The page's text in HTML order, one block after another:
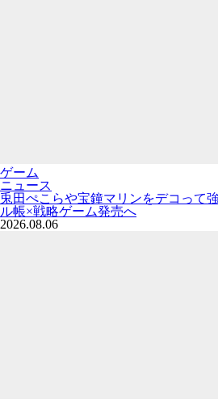
ゲーム
ニュース
兎田ぺこらや宝鐘マリンをデコって
ル帳×戦略ゲーム発売へ
2026.08.06